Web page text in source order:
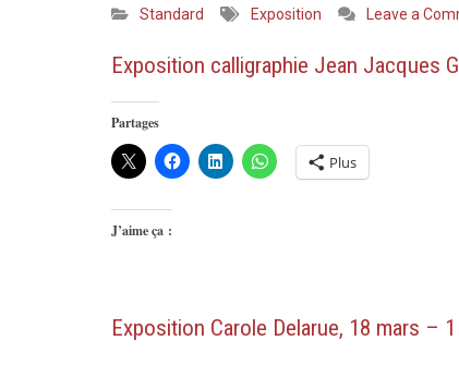
Standard Exposition Leave a
Exposition calligraphie Jean Jacques
Partages
Plus
J’aime ça :
Exposition Carole Delarue, 18 mars –